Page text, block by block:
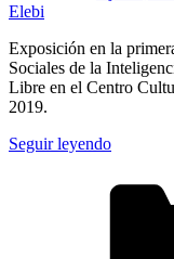
Elebi
Exposición en la
Sociales de la
Libre en el Centro
2019.
Seguir leyendo